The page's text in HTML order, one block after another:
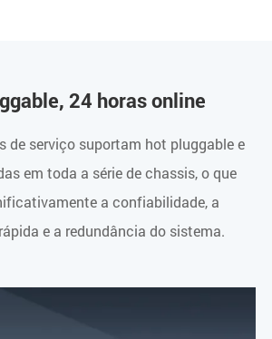
24 horas online
de serviço suportam hot pluggable e
em toda a série de chassis, o que
a confiabilidade, a
e a redundância do sistema.